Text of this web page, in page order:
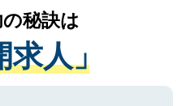
扱いについての厳密な
事業者のみに付与され
ークを取得済みです。
人情報は、SSL（デー
医療機関の状況や紹介
、適切なアドバイスを
。すぐにご転職をされ
なサポートが可能です
ください。
秘訣は
求人」